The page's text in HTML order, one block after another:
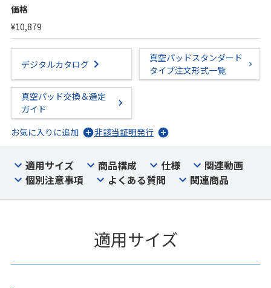
価格
¥10,879
デジタルカタログ
真空パッドスタンダード
タイプ注文形式一覧
真空パッド交換＆選定
ガイド
お気に入りに追加
非該当証明発行
適用サイズ 商品構成 仕様
関連動画
個別注意事項
よくある質問 関連商品
適用サイズ